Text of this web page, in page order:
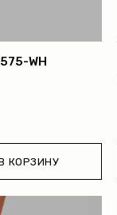
WH
КОРЗИНУ